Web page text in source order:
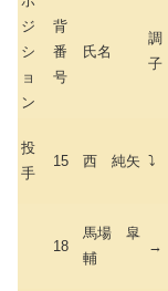
ジ
シ
ョ
ン
背
番
号
氏名
調
子
投
手
15 西 純矢 ⤵
18
馬場 皐
輔
→